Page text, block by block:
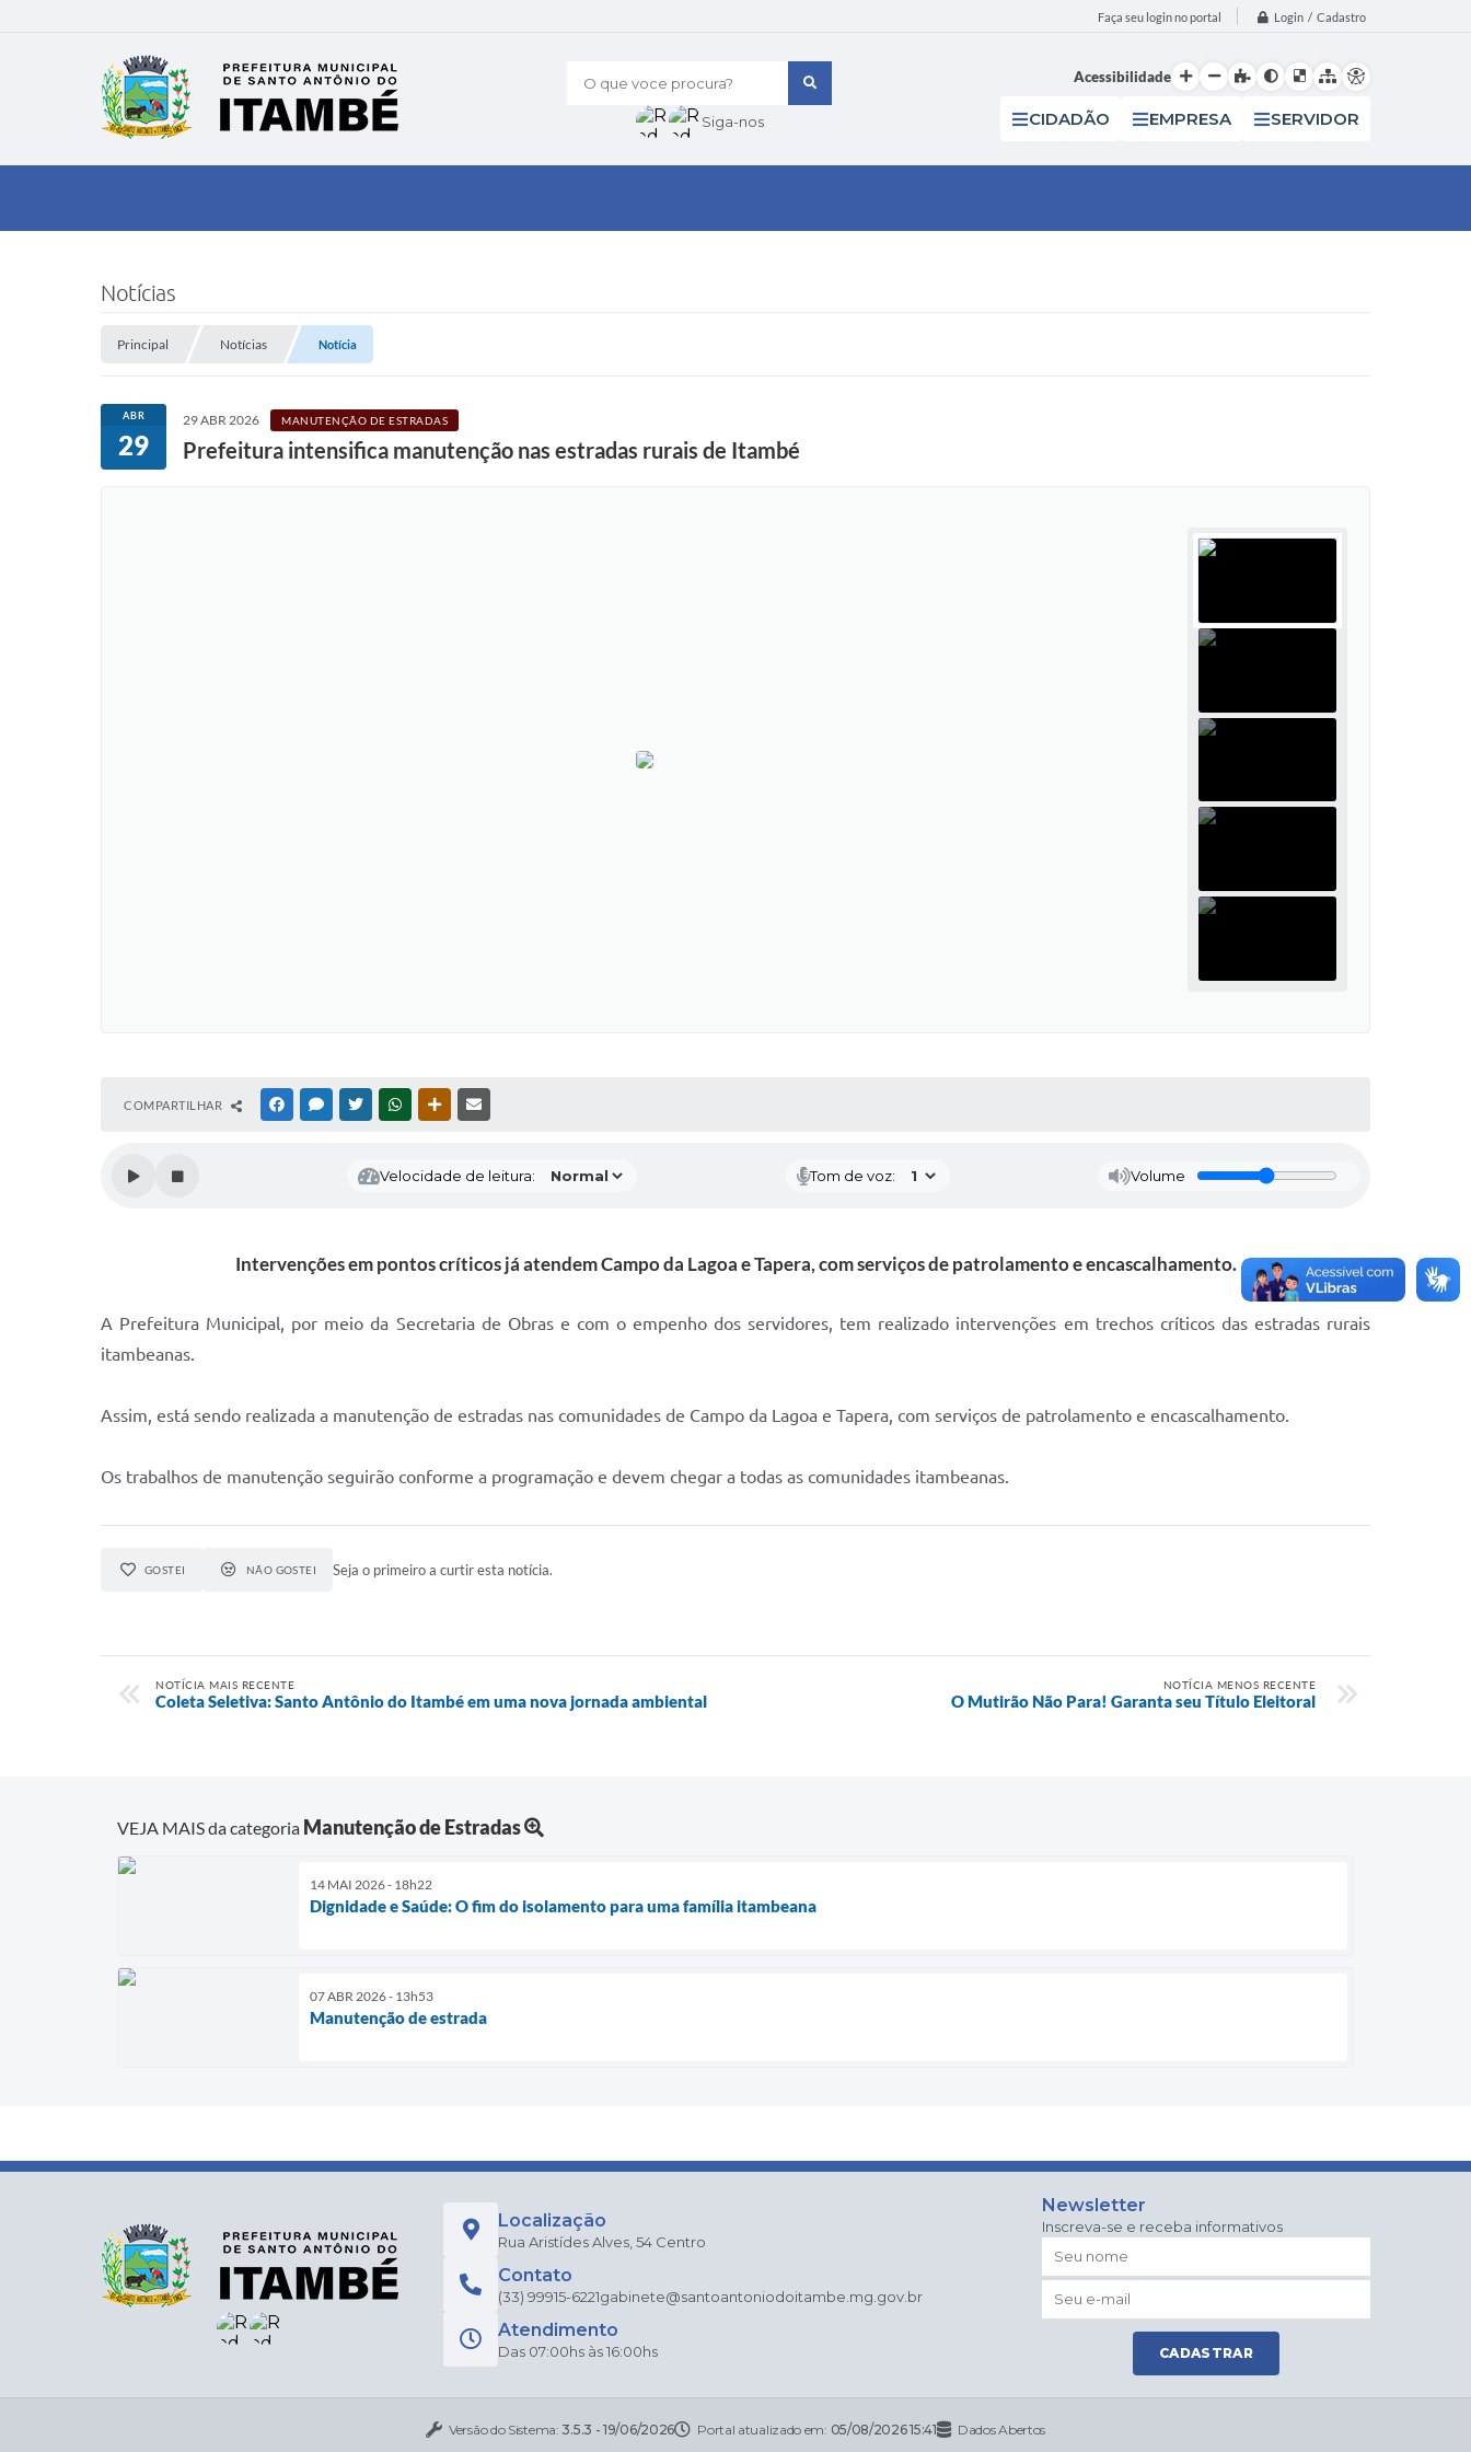
Faça seu login no portal Login / Cadastro
O que voce procura?
Siga-nos
Acessibilidade
CIDADÃO EMPRESA SERVIDOR
Notícias
Principal Notícias Notícia
ABR
29
29 ABR 2026 MANUTENÇÃO DE ESTRADAS
Prefeitura intensifica manutenção nas estradas rurais de Itambé
COMPARTILHAR FACEBOOKMESSENGER
TWITTERWHATSAPPOUTRAS MÍDIAS
Velocidade de leitura: Tom de voz: Volume
Intervenções em pontos críticos já atendem Campo da Lagoa e Tapera, com serviços de patrolamento e encascalhamento.
A Prefeitura Municipal, por meio da Secretaria de Obras e com o empenho dos servidores, tem realizado intervenções em trechos críticos das estradas rurais
itambeanas.
Assim, está sendo realizada a manutenção de estradas nas comunidades de Campo da Lagoa e Tapera, com serviços de patrolamento e encascalhamento.
Os trabalhos de manutenção seguirão conforme a programação e devem chegar a todas as comunidades itambeanas.
GOSTEI NÃO GOSTEI Seja o primeiro a curtir esta notícia.
NOTÍCIA MAIS RECENTE
Coleta Seletiva: Santo Antônio do Itambé em uma nova jornada ambiental
NOTÍCIA MENOS RECENTE
O Mutirão Não Para! Garanta seu Título Eleitoral
VEJA MAIS da categoria Manutenção de Estradas
14 MAI 2026 - 18h22
Dignidade e Saúde: O fim do isolamento para uma família itambeana
07 ABR 2026 - 13h53
Manutenção de estrada
Localização
Rua Aristídes Alves, 54 Centro
Contato
(33) 99915-6221gabinete@santoantoniodoitambe.mg.gov.br
Atendimento
Das 07:00hs às 16:00hs
Newsletter
Inscreva-se e receba informativos
CADASTRAR
Versão do Sistema: 3.5.3 - 19/06/2026 Portal atualizado em: 05/08/2026 15:41 Dados Abertos